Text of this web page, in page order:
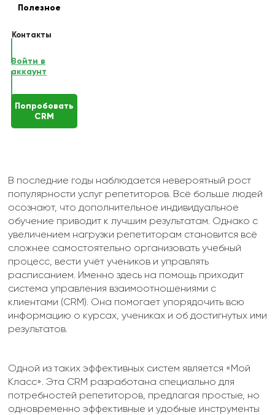
Полезное
Контакты
Войти в
аккаунт
Попробовать
CRM
В последние годы наблюдается невероятный рост
популярности услуг репетиторов. Всё больше людей
осознают, что дополнительное индивидуальное
обучение приводит к лучшим результатам. Однако с
увеличением нагрузки репетиторам становится всё
сложнее самостоятельно организовать учебный
процесс, вести учёт учеников и управлять
расписанием. Именно здесь на помощь приходит
система управления взаимоотношениями с
клиентами (CRM). Она помогает упорядочить всю
информацию о курсах, учениках и об достигнутых ими
результатов.
Одной из таких эффективных систем является «Мой
Класс». Эта CRM разработана специально для
потребностей репетиторов, предлагая простые, но
одновременно эффективные и удобные инструменты